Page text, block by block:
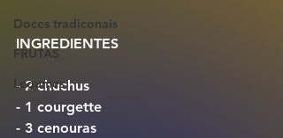
Doces tradiconais
FRUTAS
Legumes
INGREDIENTES
- 2 chuchus
- 1 courgette
- 3 cenouras